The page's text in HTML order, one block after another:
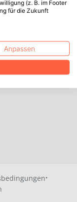
·
(z. B. im Footer
für die Zukunft
Anpassen